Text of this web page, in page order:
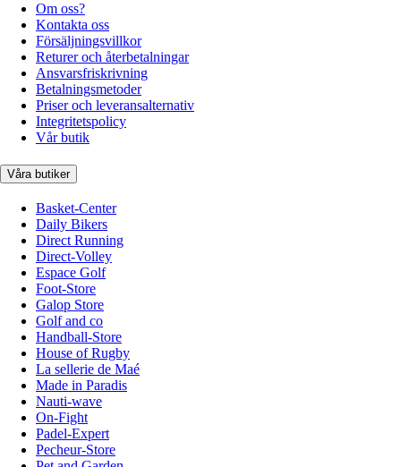
Om oss?
Kontakta oss
Försäljningsvillkor
Returer och återbetalningar
Ansvarsfriskrivning
Betalningsmetoder
Priser och leveransalternativ
Integritetspolicy
Vår butik
Våra butiker
Basket-Center
Daily Bikers
Direct Running
Direct-Volley
Espace Golf
Foot-Store
Galop Store
Golf and co
Handball-Store
House of Rugby
La sellerie de Maé
Made in Paradis
Nauti-wave
On-Fight
Padel-Expert
Pecheur-Store